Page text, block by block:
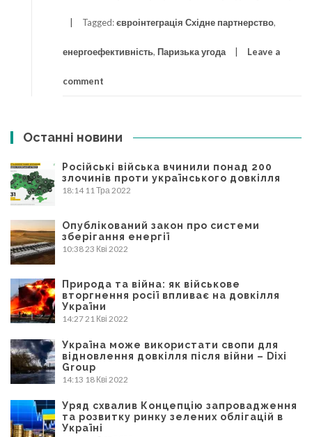
Tagged:євроінтеграція Східне партнерство,
енергоефективність, Паризька угода Leave a
comment
Останні новини
Російські війська вчинили понад 200
злочинів проти українського довкілля
18:14 11 Тра 2022
Опублікований закон про системи
зберігання енергії
10:3823 Кві 2022
Природа та війна: як військове
вторгнення росії впливає на довкілля
України
14:2721 Кві 2022
Україна може використати свопи для
відновлення довкілля після війни – Dixi
Group
14:13 18 Кві 2022
Уряд схвалив Концепцію запровадження
та розвитку ринку зелених облігацій в
Україні